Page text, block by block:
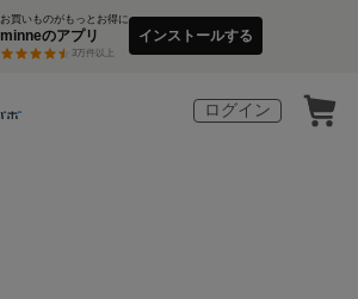
お買いものがもっとお得に
minneのアプリ
3万件以上
インストールする
ログイン